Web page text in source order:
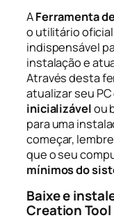
AFerramenta
o utilitário
indispensável
instalação e
Através desta
atualizar seu
inicializávelou
para uma
começar,
que o seu
mínimos do
Baixe e
Creation Tool